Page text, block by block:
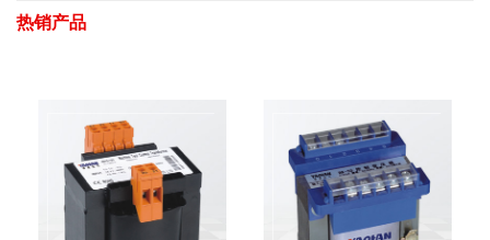
热销产品